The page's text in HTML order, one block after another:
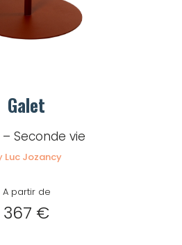
Galet
Seconde vie
Luc Jozancy
A partir de
367 €